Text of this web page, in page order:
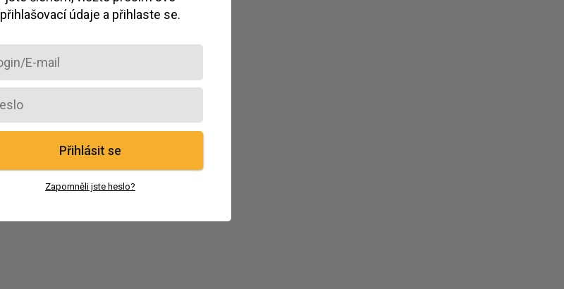
přihlašovací údaje a přihlaste se.
Přihlásit se
Zapomněli jste heslo?